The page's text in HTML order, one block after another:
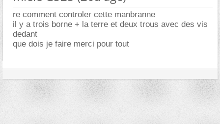
re comment controler cette manbranne
il y a trois borne + la terre et deux trous avec des vis
dedant
que dois je faire merci pour tout